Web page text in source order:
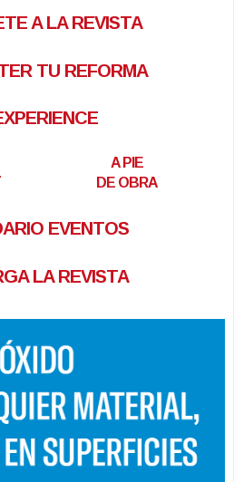
A LA REVISTA
TU REFORMA
A PIE
DE OBRA
EVENTOS
LA REVISTA